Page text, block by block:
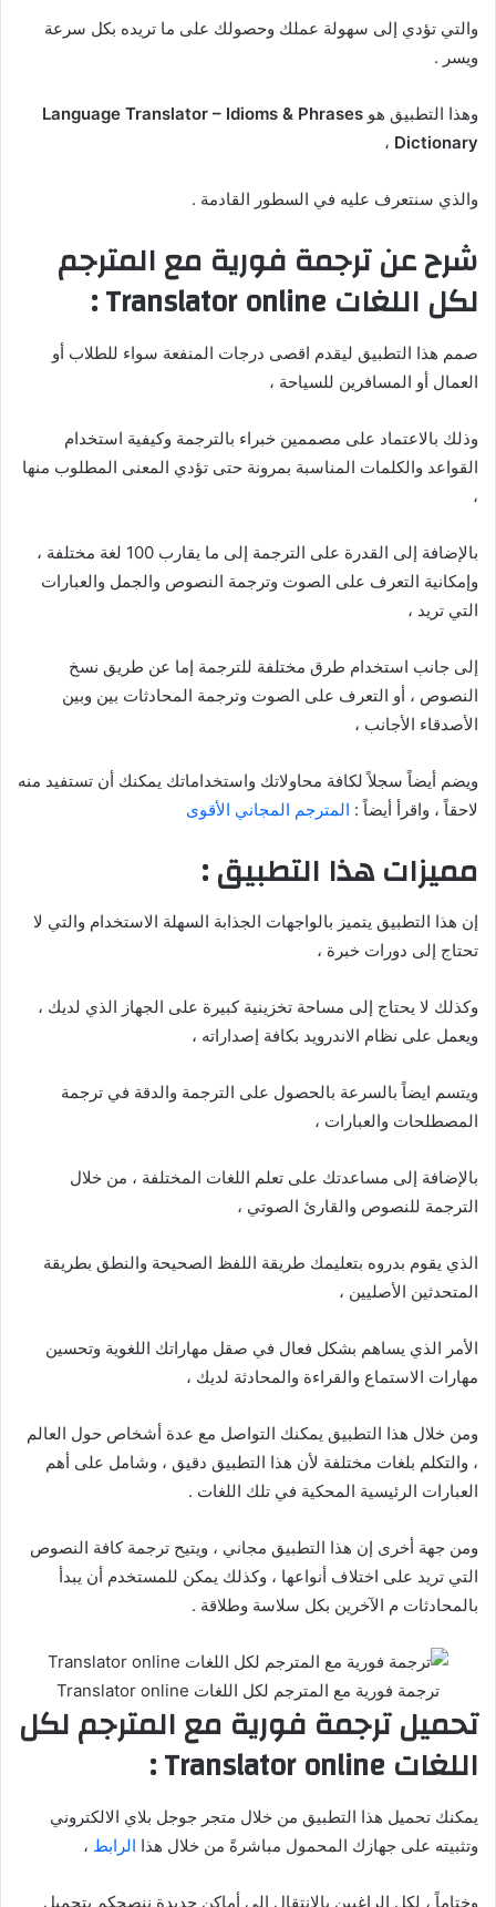
والتي تؤدي إلى سهولة عملك وحصولك على ما تريده بكل سرعة
ويسر .
وهذا التطبيق هو Language Translator – Idioms & Phrases
Dictionary ،
والذي سنتعرف عليه في السطور القادمة .
شرح عن ترجمة فورية مع المترجم
لكل اللغات Translator online :
صمم هذا التطبيق ليقدم اقصى درجات المنفعة سواء للطلاب أو
العمال أو المسافرين للسياحة ،
وذلك بالاعتماد على مصممين خبراء بالترجمة وكيفية استخدام
القواعد والكلمات المناسبة بمرونة حتى تؤدي المعنى المطلوب منها
،
بالإضافة إلى القدرة على الترجمة إلى ما يقارب 100 لغة مختلفة ،
وإمكانية التعرف على الصوت وترجمة النصوص والجمل والعبارات
التي تريد ،
إلى جانب استخدام طرق مختلفة للترجمة إما عن طريق نسخ
النصوص ، أو التعرف على الصوت وترجمة المحادثات بين وبين
الأصدقاء الأجانب ،
ويضم أيضاً سجلاً لكافة محاولاتك واستخداماتك يمكنك أن تستفيد منه
لاحقاً ، واقرأ أيضاً : المترجم المجاني الأقوى
مميزات هذا التطبيق :
إن هذا التطبيق يتميز بالواجهات الجذابة السهلة الاستخدام والتي لا
تحتاج إلى دورات خبرة ،
وكذلك لا يحتاج إلى مساحة تخزينية كبيرة على الجهاز الذي لديك ،
ويعمل على نظام الاندرويد بكافة إصداراته ،
ويتسم ايضاً بالسرعة بالحصول على الترجمة والدقة في ترجمة
المصطلحات والعبارات ،
بالإضافة إلى مساعدتك على تعلم اللغات المختلفة ، من خلال
الترجمة للنصوص والقارئ الصوتي ،
الذي يقوم بدروه بتعليمك طريقة اللفظ الصحيحة والنطق بطريقة
المتحدثين الأصليين ،
الأمر الذي يساهم بشكل فعال في صقل مهاراتك اللغوية وتحسين
مهارات الاستماع والقراءة والمحادثة لديك ،
ومن خلال هذا التطبيق يمكنك التواصل مع عدة أشخاص حول العالم
، والتكلم بلغات مختلفة لأن هذا التطبيق دقيق ، وشامل على أهم
العبارات الرئيسية المحكية في تلك اللغات .
ومن جهة أخرى إن هذا التطبيق مجاني ، ويتيح ترجمة كافة النصوص
التي تريد على اختلاف أنواعها ، وكذلك يمكن للمستخدم أن يبدأ
بالمحادثات م الآخرين بكل سلاسة وطلاقة .
ترجمة فورية مع المترجم لكل اللغات Translator online
تحميل ترجمة فورية مع المترجم لكل
اللغات Translator online :
يمكنك تحميل هذا التطبيق من خلال متجر جوجل بلاي الالكتروني
وتثبيته على جهازك المحمول مباشرةً من خلال هذا الرابط ،
وختاماً ، لكل الراغبين بالانتقال إلى أماكن جديدة ننصحكم بتحميل